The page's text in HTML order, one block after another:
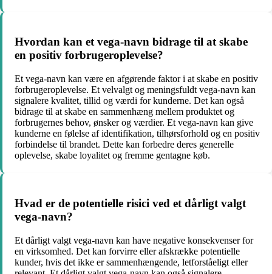
Hvordan kan et vega-navn bidrage til at skabe
en positiv forbrugeroplevelse?
Et vega-navn kan være en afgørende faktor i at skabe en positiv
forbrugeroplevelse. Et velvalgt og meningsfuldt vega-navn kan
signalere kvalitet, tillid og værdi for kunderne. Det kan også
bidrage til at skabe en sammenhæng mellem produktet og
forbrugernes behov, ønsker og værdier. Et vega-navn kan give
kunderne en følelse af identifikation, tilhørsforhold og en positiv
forbindelse til brandet. Dette kan forbedre deres generelle
oplevelse, skabe loyalitet og fremme gentagne køb.
Hvad er de potentielle risici ved et dårligt valgt
vega-navn?
Et dårligt valgt vega-navn kan have negative konsekvenser for
en virksomhed. Det kan forvirre eller afskrække potentielle
kunder, hvis det ikke er sammenhængende, letforståeligt eller